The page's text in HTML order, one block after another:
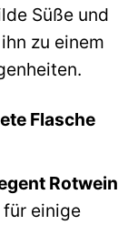
Süße und
zu einem
Flasche
Rotwein
für einige